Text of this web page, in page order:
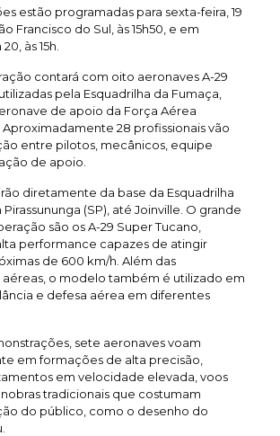
estão programadas para sexta-feira, 19
Francisco do Sul, às 15h50, e em
às 15h.
contará com oito aeronaves A-29
pela Esquadrilha da Fumaça,
de apoio da Força Aérea
Aproximadamente 28 profissionais vão
entre pilotos, mecânicos, equipe
de apoio.
diretamente da base da Esquadrilha
(SP), até Joinville. O grande
são os A-29 Super Tucano,
performance capazes de atingir
de 600 km/h. Além das
o modelo também é utilizado em
e defesa aérea em diferentes
sete aeronaves voam
em formações de alta precisão,
em velocidade elevada, voos
tradicionais que costumam
do público, como o desenho do